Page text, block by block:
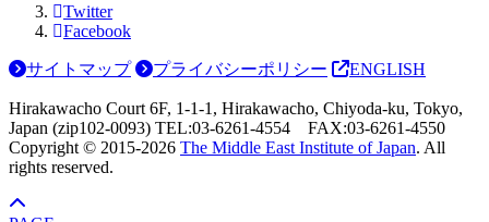
Twitter
Facebook
サイトマップ プライバシーポリシー ENGLISH
Hirakawacho Court 6F, 1-1-1, Hirakawacho, Chiyoda-ku, Tokyo,
Japan (zip102-0093) TEL:03-6261-4554 FAX:03-6261-4550
Copyright © 2015-2026 The Middle East Institute of Japan. All
rights reserved.